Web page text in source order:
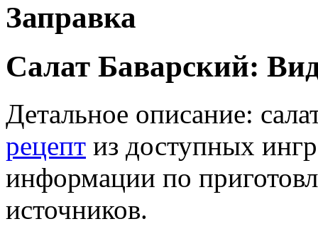
Заправка
Салат Баварский:
Детальное описание:
рецепт из доступных
информации по
источников.